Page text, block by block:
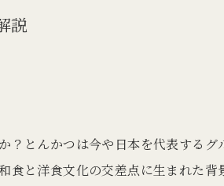
説
とんかつは今や日本を代表する
と洋食文化の交差点に生まれた